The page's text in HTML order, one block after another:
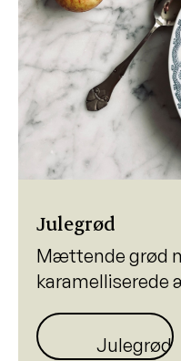
Julegrød
Mættende grød
karamelliserede
Julegrød